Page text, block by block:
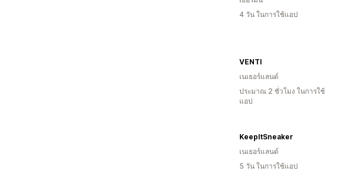
4 วัน ในการใช้แอป
VENTI
เนเธอร์แลนด์
ประมาณ 2 ชั่วโมง ในการใช้
แอป
KeepItSneaker
เนเธอร์แลนด์
5 วัน ในการใช้แอป